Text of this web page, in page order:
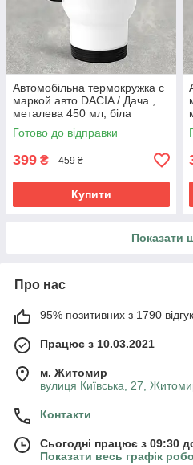
Автомобільна термокружка с
маркой авто DACIA / Дача ,
металева 450 мл, біла
Готово до відправки
399 ₴ 459 ₴
Купити
Показати
Про нас
95% позитивних з 1790
Працює з 10.03.2021
м. Житомир
вулиця Київська, 27,
Контакти
Сьогодні працює з 09:30
Показати весь графік